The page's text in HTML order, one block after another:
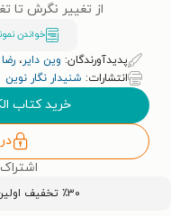
از تغییر نگرش تا
خواندن
پدیدآورندگان: وین دایر،
انتشارات: شنیدار نگار نوین
خرید کتاب
اشتراک
٪۳۰ تخفیف اولین خرید کتاب با کد